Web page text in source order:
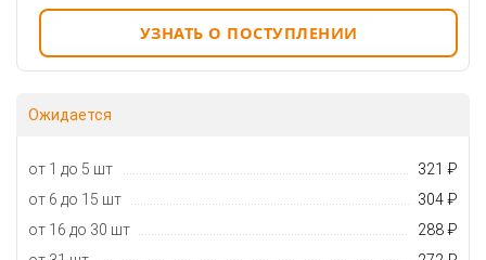
УЗНАТЬ О ПОСТУПЛЕНИИ
Ожидается
от 1 до 5 шт
321 ₽
от 6 до 15 шт
304 ₽
от 16 до 30 шт
288 ₽